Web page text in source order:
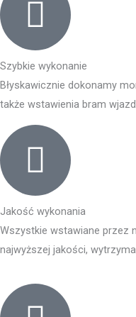
Szybkie wykonanie
Błyskawicznie dokonamy
także wstawienia bram
Jakość wykonania
Wszystkie wstawiane przez
najwyższej jakości,